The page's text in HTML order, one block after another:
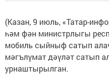
(Казан, 9 июль, «Татар-
һәм фән министрлыгы
мобиль сыйныф сатып
мәгълүмат дәүләт сатып
урнаштырылган.